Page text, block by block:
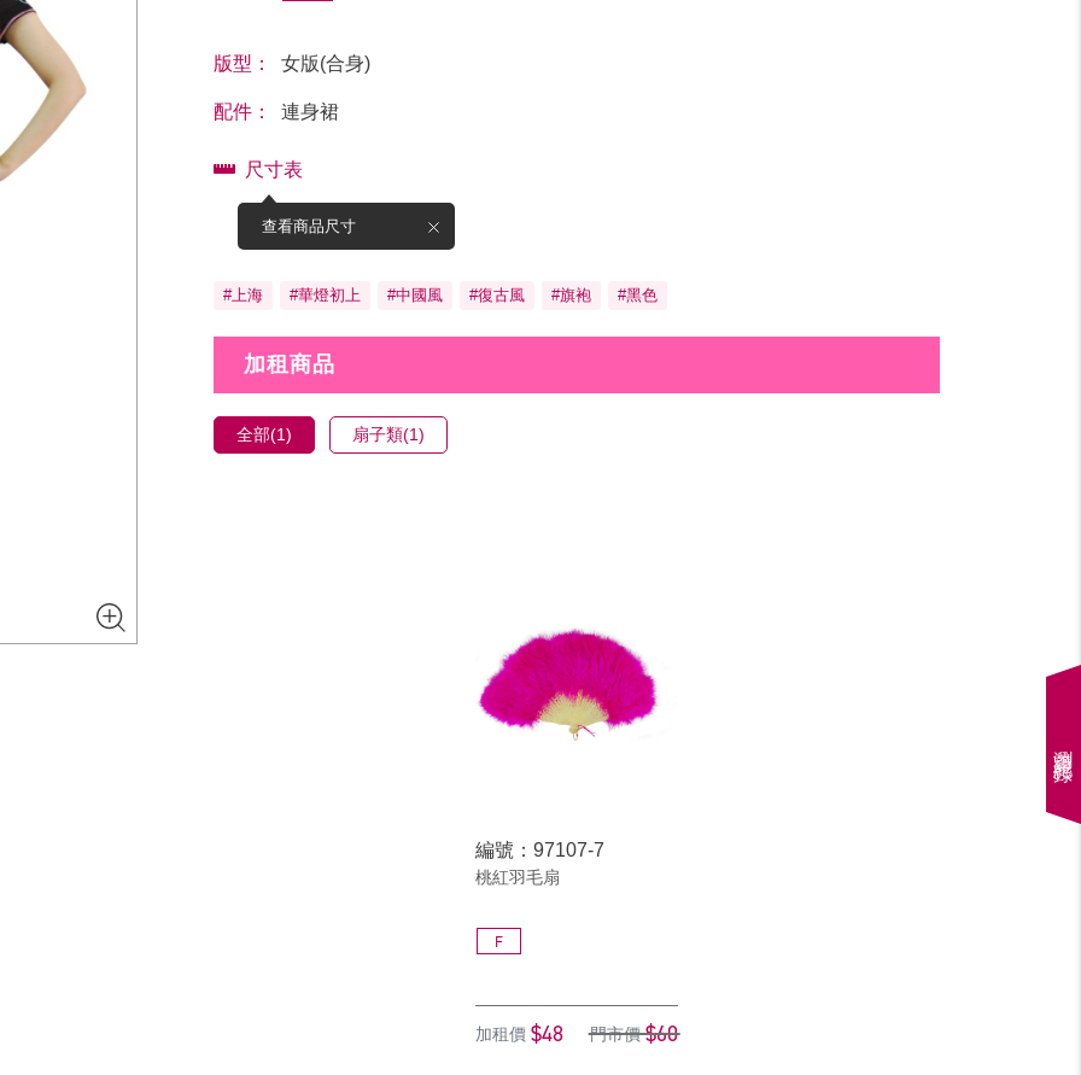
版型： 女版(合身)
配件： 連身裙
尺寸表
查看商品尺寸
#上海 #華燈初上 #中國風 #復古風 #旗袍 #黑色
加租商品
全部(1) 扇子類(1)
編號：97107-7
桃紅羽毛扇
F
加租價 $48 門市價 $60